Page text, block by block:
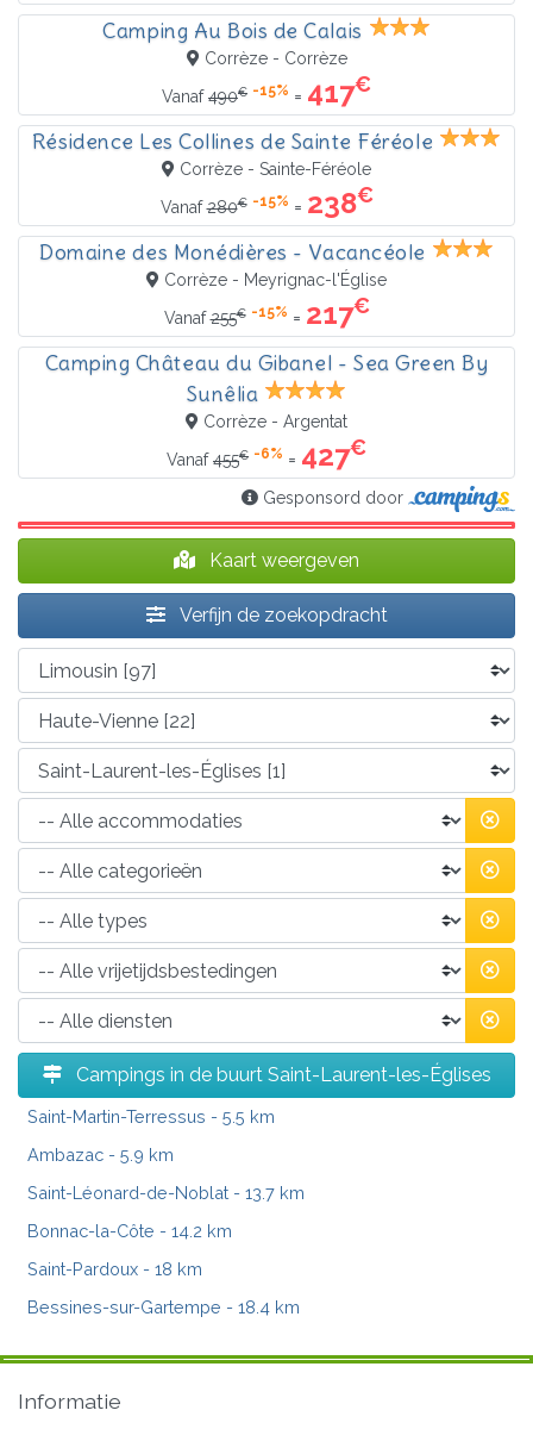
Camping Au Bois de Calais
Corrèze - Corrèze
Vanaf490€ -15% = 417€
Résidence Les Collines de Sainte Féréole
Corrèze - Sainte-Féréole
Vanaf280€ -15% = 238€
Domaine des Monédières - Vacancéole
Corrèze - Meyrignac-l'Église
Vanaf255€ -15% = 217€
Camping Château du Gibanel - Sea Green By
Sunêlia
Corrèze - Argentat
Vanaf455€ -6% = 427€
Gesponsord door
Kaart weergeven
Verfijn de zoekopdracht
Campings in de buurt Saint-Laurent-les-Églises
Saint-Martin-Terressus - 5.5 km
Ambazac - 5.9 km
Saint-Léonard-de-Noblat- 13.7 km
Bonnac-la-Côte - 14.2 km
Saint-Pardoux - 18 km
Bessines-sur-Gartempe - 18.4 km
Informatie